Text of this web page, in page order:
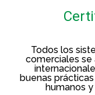
Todos los
comerciales se
buenas
humanos